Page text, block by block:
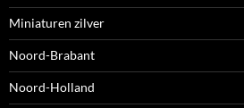
Miniaturen zilver
Noord-Brabant
Noord-Holland